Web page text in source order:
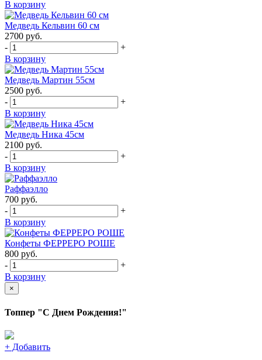
В корзину
Медведь Кельвин 60 см
2700 руб.
-
+
В корзину
Медведь Мартин 55см
2500 руб.
-
+
В корзину
Медведь Ника 45см
2100 руб.
-
+
В корзину
Раффаэлло
700 руб.
-
+
В корзину
Конфеты ФЕРРЕРО РОШЕ
800 руб.
-
+
В корзину
×
Топпер "С Днем Рождения!"
+ Добавить